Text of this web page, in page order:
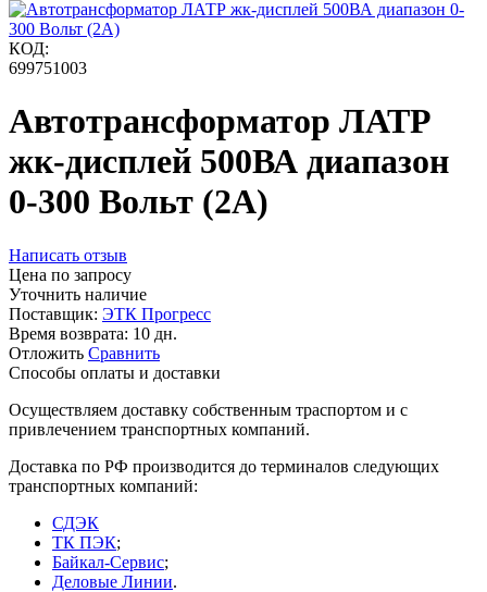
КОД:
699751003
Автотрансформатор ЛАТР
жк-дисплей 500ВА диапазон
0-300 Вольт (2А)
Написать отзыв
Цена по запросу
Уточнить наличие
Поставщик: ЭТК Прогресс
Время возврата: 10 дн.
Отложить Сравнить
Способы оплаты и доставки
Осуществляем доставку собственным траспортом и с
привлечением транспортных компаний.
Доставка по РФ производится до терминалов следующих
транспортных компаний:
СДЭК
ТК ПЭК;
Байкал-Сервис;
Деловые Линии.